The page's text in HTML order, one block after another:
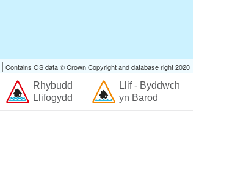
| Contains OS data © Crown Copyright and database right 2020
Rhybudd
Llifogydd
Llif - Byddwch
yn Barod